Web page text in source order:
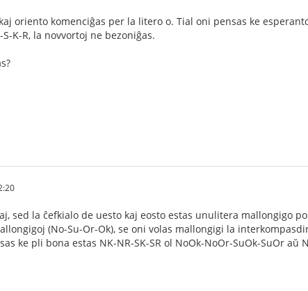
oriento komenciĝas per la litero o. Tial oni pensas ke
K-R, la novvortoj ne bezoniĝas.
sed la ĉefkialo de uesto kaj eosto estas unulitera mallongigo
(No-Su-Or-Ok), se oni volas mallongigi la
ke pli bona estas NK-NR-SK-SR ol NoOk-NoOr-SuOk-SuOr aŭ